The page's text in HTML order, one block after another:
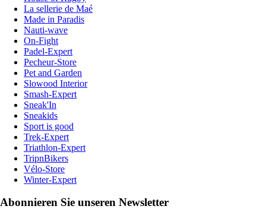
La sellerie de Maé
Made in Paradis
Nauti-wave
On-Fight
Padel-Expert
Pecheur-Store
Pet and Garden
Slowood Interior
Smash-Expert
Sneak'In
Sneakids
Sport is good
Trek-Expert
Triathlon-Expert
TripnBikers
Vélo-Store
Winter-Expert
Abonnieren Sie unseren Newsletter